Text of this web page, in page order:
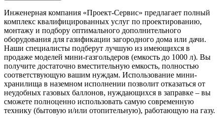
Инженерная компания «Проект-Сервис» предлагает полный
комплекс квалифицированных услуг по проектированию,
монтажу и подбору оптимального дополнительного
оборудования для газификации загородного дома или дачи.
Наши специалисты подберут лучшую из имеющихся в
продаже моделей мини-газгольдеров (емкость до 1000 л). Вы
получите достаточно вместительную емкость, полностью
соответствующую вашим нуждам. Использование мини-
хранилища в наземном исполнении позволит отказаться от
неудобных газовых баллонов, нуждающихся в заправке – вы
сможете полноценно использовать самую современную
технику (бытовую и/или отопительную), работающую на газу.